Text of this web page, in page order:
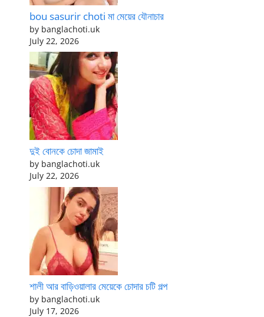
bou sasurir choti মা মেয়ের যৌনাচার
by banglachoti.uk
July 22, 2026
দুই বোনকে চোদা জামাই
by banglachoti.uk
July 22, 2026
শালী আর বাড়িওয়ালার মেয়েকে চোদার চটি গল্প
by banglachoti.uk
July 17, 2026